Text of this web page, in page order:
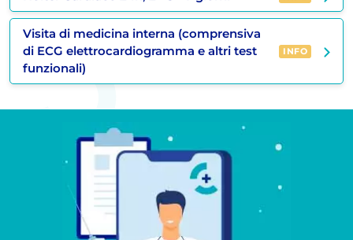
Visita di medicina interna (comprensiva
di ECG elettrocardiogramma e altri test
funzionali)
INFO